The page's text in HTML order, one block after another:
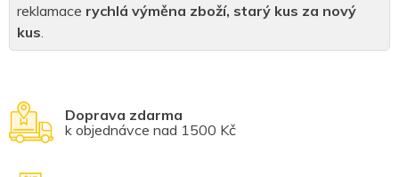
Doprava zdarma
k objednávce nad 1500 Kč
reklamace rychlá výměna zboží, starý kus za nový
kus.